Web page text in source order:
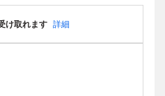
け取れます 詳細